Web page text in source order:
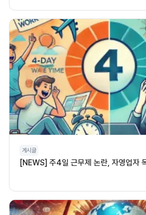
게시글
[NEWS] 주4일 근무제 논란, 자영업자